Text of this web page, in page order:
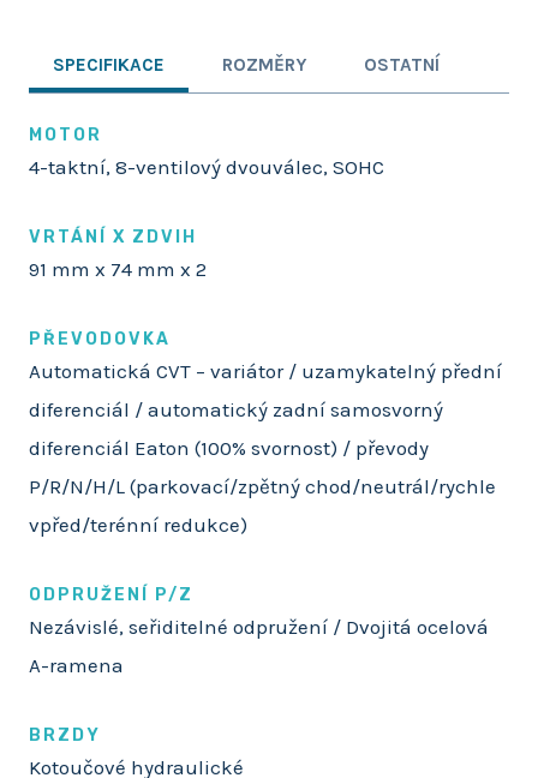
SPECIFIKACE ROZMĚRY OSTATNÍ
MOTOR
4-taktní, 8-ventilový dvouválec, SOHC
VRTÁNÍ X ZDVIH
91 mm x 74 mm x 2
PŘEVODOVKA
Automatická CVT – variátor / uzamykatelný přední
diferenciál / automatický zadní samosvorný
diferenciál Eaton (100% svornost) / převody
P/R/N/H/L (parkovací/zpětný chod/neutrál/rychle
vpřed/terénní redukce)
ODPRUŽENÍ P/Z
Nezávislé, seřiditelné odpružení / Dvojitá ocelová
A-ramena
BRZDY
Kotoučové hydraulické